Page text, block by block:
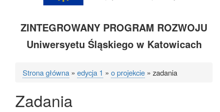
ZINTEGROWANY PROGRAM ROZWOJU
Uniwersyetu Śląskiego w Katowicach
Ścieżka
nawigacyjna
Strona główna edycja 1 o projekcie zadania
Zadania